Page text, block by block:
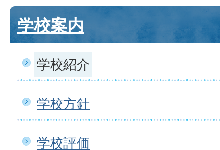
学校案内
学校紹介
学校方針
学校評価